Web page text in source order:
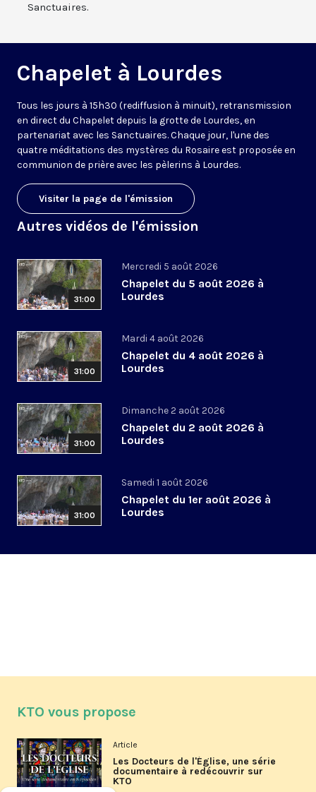
Sanctuaires.
Chapelet à Lourdes
Tous les jours à 15h30 (rediffusion à minuit), retransmission
en direct du Chapelet depuis la grotte de Lourdes, en
partenariat avec les Sanctuaires. Chaque jour, l'une des
quatre méditations des mystères du Rosaire est proposée en
communion de prière avec les pèlerins à Lourdes.
Visiter la page de l'émission
Autres vidéos de l'émission
31:00
Mercredi 5 août 2026
Chapelet du 5 août 2026 à
Lourdes
31:00
Mardi 4 août 2026
Chapelet du 4 août 2026 à
Lourdes
31:00
Dimanche 2 août 2026
Chapelet du 2 août 2026 à
Lourdes
31:00
Samedi 1 août 2026
Chapelet du 1er août 2026 à
Lourdes
KTO vous propose
Article
Les Docteurs de l'Église, une série
documentaire à redécouvrir sur
KTO